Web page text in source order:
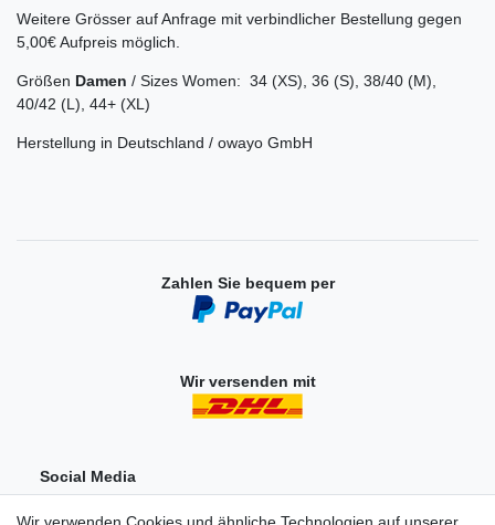
Weitere Grösser auf Anfrage mit verbindlicher Bestellung gegen
5,00€ Aufpreis möglich.
Größen Damen / Sizes Women: 34 (XS), 36 (S), 38/40 (M),
40/42 (L), 44+ (XL)
Herstellung in Deutschland / owayo GmbH
Zahlen Sie bequem per
Wir versenden mit
Social Media